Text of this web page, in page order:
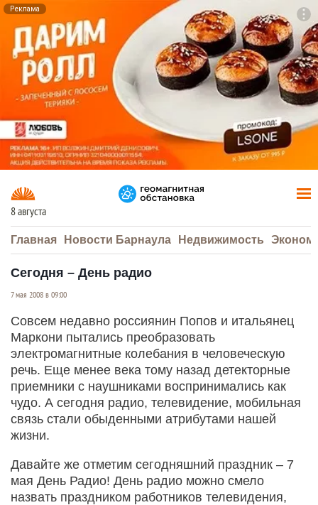
Реклама
8 августа
Главная Новости Барнаула Недвижимость
Сегодня – День радио
7 мая 2008 в 09:00
Совсем недавно россиянин Попов и итальянец
Маркони пытались преобразовать
электромагнитные колебания в человеческую
речь. Еще менее века тому назад детекторные
приемники с наушниками воспринимались как
чудо. А сегодня радио, телевидение, мобильная
связь стали обыденными атрибутами нашей
жизни.
Давайте же отметим сегодняшний праздник – 7
мая День Радио! День радио можно смело
назвать праздником работников телевидения,